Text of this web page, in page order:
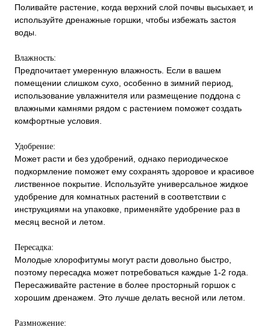
Поливайте растение, когда верхний слой почвы высыхает, и
используйте дренажные горшки, чтобы избежать застоя
воды.
Влажность:
Предпочитает умеренную влажность. Если в вашем
помещении слишком сухо, особенно в зимний период,
использование увлажнителя или размещение поддона с
влажными камнями рядом с растением поможет создать
комфортные условия.
Удобрение:
Может расти и без удобрений, однако периодическое
подкормление поможет ему сохранять здоровое и красивое
лиственное покрытие. Используйте универсальное жидкое
удобрение для комнатных растений в соответствии с
инструкциями на упаковке, применяйте удобрение раз в
месяц весной и летом.
Пересадка:
Молодые хлорофитумы могут расти довольно быстро,
поэтому пересадка может потребоваться каждые 1-2 года.
Пересаживайте растение в более просторный горшок с
хорошим дренажем. Это лучше делать весной или летом.
Размножение: